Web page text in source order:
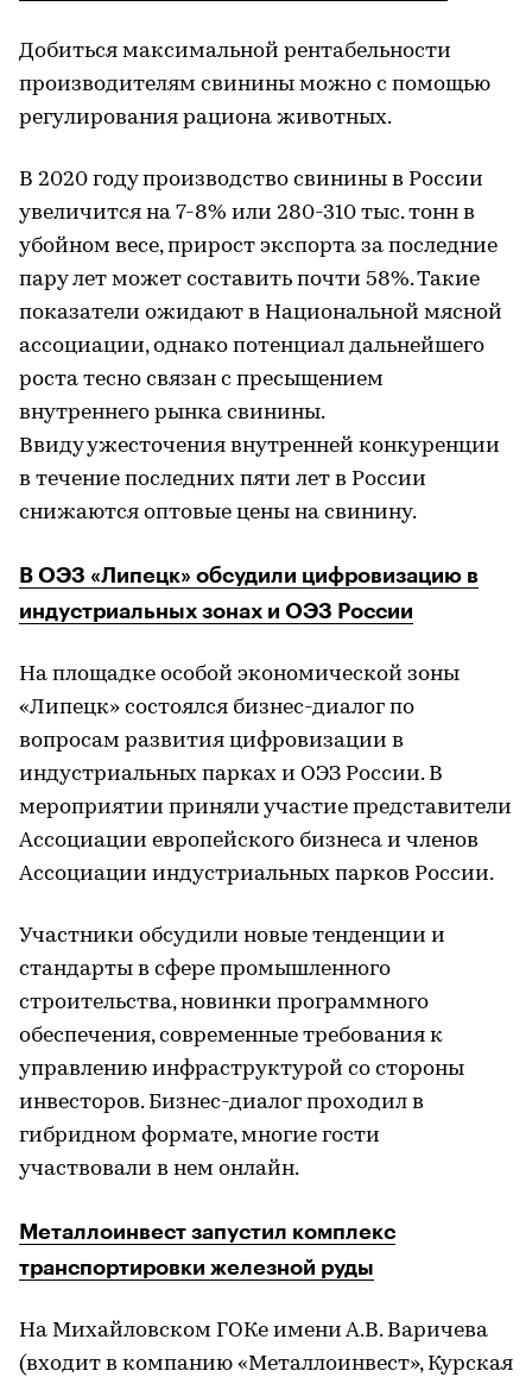
Добиться максимальной рентабельности
производителям свинины можно с помощью
регулирования рациона животных.
В 2020 году производство свинины в России
увеличится на 7-8% или 280-310 тыс. тонн в
убойном весе, прирост экспорта за последние
пару лет может составить почти 58%. Такие
показатели ожидают в Национальной мясной
ассоциации, однако потенциал дальнейшего
роста тесно связан с пресыщением
внутреннего рынка свинины.
Ввиду ужесточения внутренней конкуренции
в течение последних пяти лет в России
снижаются оптовые цены на свинину.
В ОЭЗ «Липецк» обсудили цифровизацию в
индустриальных зонах и ОЭЗ России
На площадке особой экономической зоны
«Липецк» состоялся бизнес-диалог по
вопросам развития цифровизации в
индустриальных парках и ОЭЗ России. В
мероприятии приняли участие представители
Ассоциации европейского бизнеса и членов
Ассоциации индустриальных парков России.
Участники обсудили новые тенденции и
стандарты в сфере промышленного
строительства, новинки программного
обеспечения, современные требования к
управлению инфраструктурой со стороны
инвесторов. Бизнес-диалог проходил в
гибридном формате, многие гости
участвовали в нем онлайн.
Металлоинвест запустил комплекс
транспортировки железной руды
На Михайловском ГОКе имени А.В. Варичева
(входит в компанию «Металлоинвест», Курская